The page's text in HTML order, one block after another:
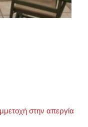
στην απεργία